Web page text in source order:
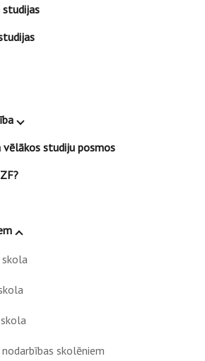
studijas
vēlākos studiju posmos
skola
nodarbības skolēniem